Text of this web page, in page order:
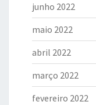
junho 2022
maio 2022
abril 2022
março 2022
fevereiro 2022